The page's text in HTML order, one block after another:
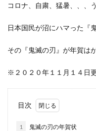
コロナ、自粛、猛暑、、、
日本国民が沼にハマった『
その『鬼滅の刃』が年賀は
※２０２０年１１月１４日
目次
1 鬼滅の刃の年賀状